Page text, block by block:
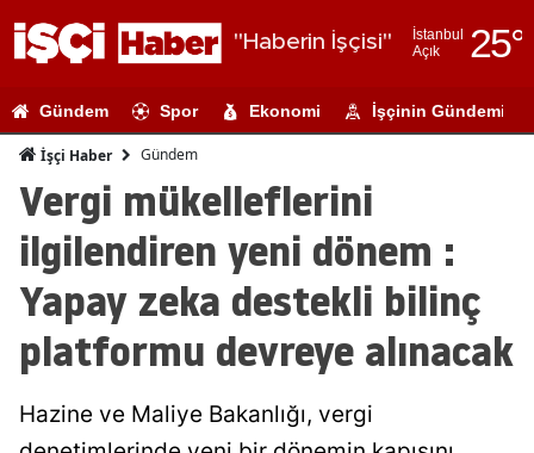
"Haberin İşçisi"
İstanbul
Açık
25°
Adıyaman
Amasya
Ankara
Antalya
Gündem Spor Ekonomi İşçinin Gündemi
İşçi Haber Gündem
Vergi mükelleflerini
ilgilendiren yeni dönem :
Yapay zeka destekli bilinç
platformu devreye alınacak
Hazine ve Maliye Bakanlığı, vergi